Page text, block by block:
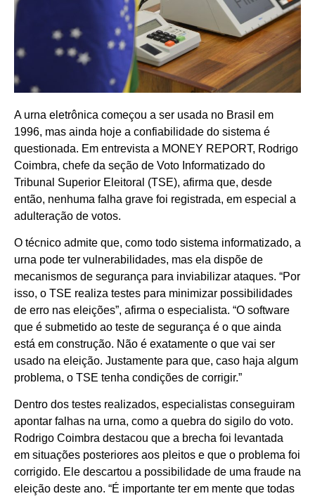
A urna eletrônica começou a ser usada no Brasil em
1996, mas ainda hoje a confiabilidade do sistema é
questionada. Em entrevista a MONEY REPORT, Rodrigo
Coimbra, chefe da seção de Voto Informatizado do
Tribunal Superior Eleitoral (TSE), afirma que, desde
então, nenhuma falha grave foi registrada, em especial a
adulteração de votos.
O técnico admite que, como todo sistema informatizado, a
urna pode ter vulnerabilidades, mas ela dispõe de
mecanismos de segurança para inviabilizar ataques. “Por
isso, o TSE realiza testes para minimizar possibilidades
de erro nas eleições”, afirma o especialista. “O software
que é submetido ao teste de segurança é o que ainda
está em construção. Não é exatamente o que vai ser
usado na eleição. Justamente para que, caso haja algum
problema, o TSE tenha condições de corrigir.”
Dentro dos testes realizados, especialistas conseguiram
apontar falhas na urna, como a quebra do sigilo do voto.
Rodrigo Coimbra destacou que a brecha foi levantada
em situações posteriores aos pleitos e que o problema foi
corrigido. Ele descartou a possibilidade de uma fraude na
eleição deste ano. “É importante ter em mente que todas